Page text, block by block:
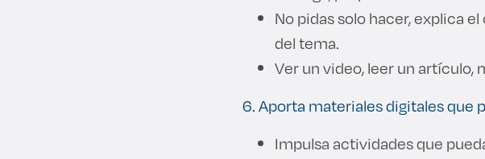
No pidas solo hacer, explica
del tema.
Ver un video, leer un artículo,
6. Aporta materiales digitales
Impulsa actividades que